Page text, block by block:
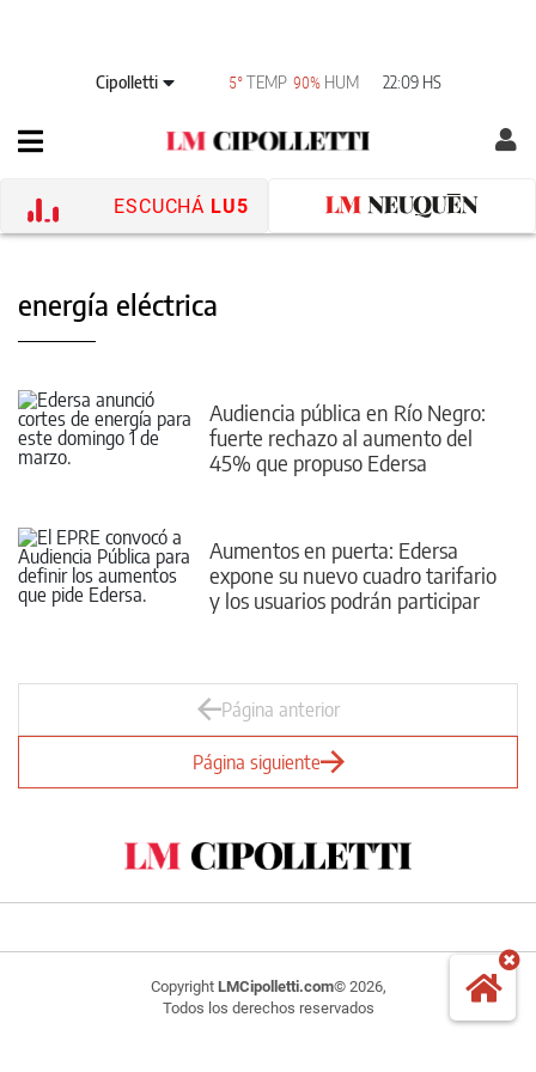
Cipolletti 5° TEMP 90% HUM 22:09 HS
ESCUCHÁ LU5
energía eléctrica
Audiencia pública en Río Negro:
fuerte rechazo al aumento del
45% que propuso Edersa
Aumentos en puerta: Edersa
expone su nuevo cuadro tarifario
y los usuarios podrán participar
Página anterior
Página siguiente
Copyright LMCipolletti.com© 2026,
Todos los derechos reservados